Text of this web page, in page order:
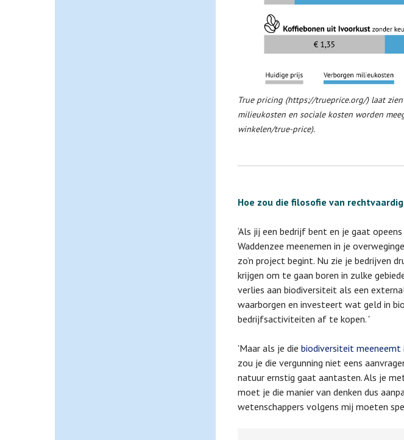
True pricing (https://trueprice.org/) laat
milieukosten en sociale kosten worden
winkelen/true-price).
Hoe zou die filosofie van
‘Als jij een bedrijf bent en je gaat
Waddenzee meenemen in je
zo’n project begint. Nu zie je bedrijven
krijgen om te gaan boren in zulke
verlies aan biodiversiteit als een
waarborgen en investeert wat geld in
bedrijfsactiviteiten af te kopen. '
'Maar als je die biodiversiteit
zou je die vergunning niet eens
natuur ernstig gaat aantasten. Als je
moet je die manier van denken dus
wetenschappers volgens mij moeten